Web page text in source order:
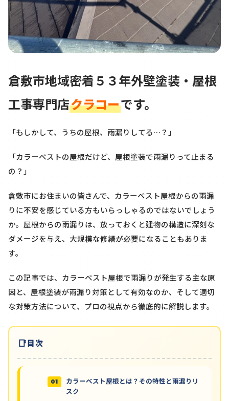
倉敷市地域密着５３年外壁塗装・屋根
工事専門店クラコーです。
「もしかして、うちの屋根、雨漏りしてる…？」
「カラーベストの屋根だけど、屋根塗装で雨漏りって止まる
の？」
倉敷市にお住まいの皆さんで、カラーベスト屋根からの雨漏
りに不安を感じている方もいらっしゃるのではないでしょう
か。屋根からの雨漏りは、放っておくと建物の構造に深刻な
ダメージを与え、大規模な修繕が必要になることもありま
す。
この記事では、カラーベスト屋根で雨漏りが発生する主な原
因と、屋根塗装が雨漏り対策として有効なのか、そして適切
な対策方法について、プロの視点から徹底的に解説します。
目次
カラーベスト屋根とは？その特性と雨漏りリ
スク